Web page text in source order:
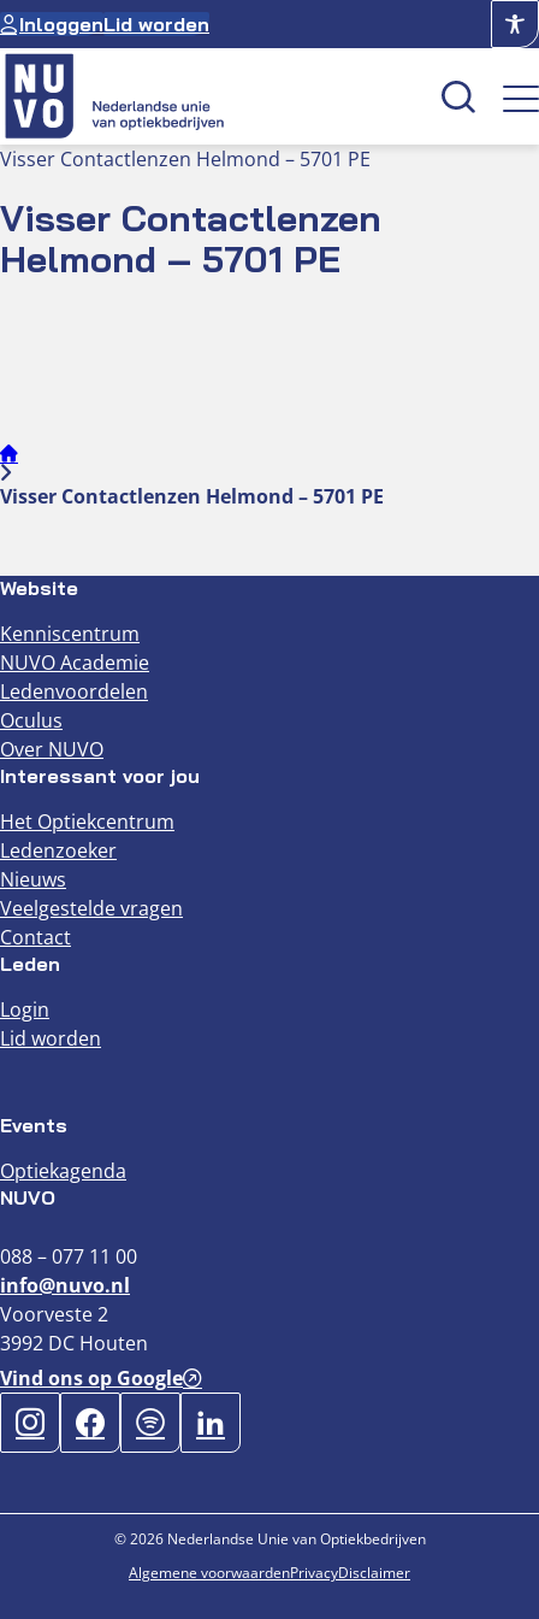
Ga
naar
de
inhoud
InloggenLid worden
Kenniscentrum
Academie
Visser Contactlenzen Helmond – 5701 PE
Visser Contactlenzen
Helmond – 5701 PE
Visser Contactlenzen Helmond – 5701 PE
Website
Kenniscentrum
NUVO Academie
Ledenvoordelen
Oculus
Over NUVO
Interessant voor jou
Het Optiekcentrum
Ledenzoeker
Nieuws
Veelgestelde vragen
Contact
Leden
Login
Lid worden
Events
Optiekagenda
NUVO
088 – 077 11 00
info@nuvo.nl
Voorveste 2
3992 DC Houten
Vind ons op Google
© 2026 Nederlandse Unie van Optiekbedrijven
Algemene voorwaardenPrivacyDisclaimer